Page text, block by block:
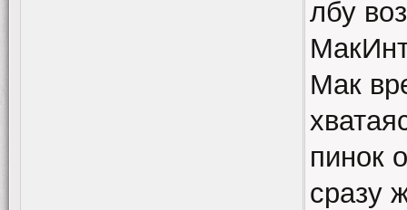
лбу
Мак
пинок
сразу